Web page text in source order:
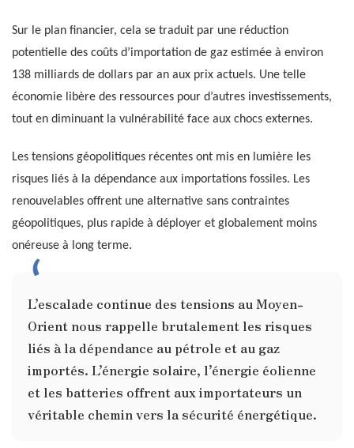
Sur le plan financier, cela se traduit par une réduction
potentielle des coûts d’importation de gaz estimée à environ
138 milliards de dollars par an aux prix actuels. Une telle
économie libère des ressources pour d’autres investissements,
tout en diminuant la vulnérabilité face aux chocs externes.
Les tensions géopolitiques récentes ont mis en lumière les
risques liés à la dépendance aux importations fossiles. Les
renouvelables offrent une alternative sans contraintes
géopolitiques, plus rapide à déployer et globalement moins
onéreuse à long terme.
L’escalade continue des tensions au Moyen-
Orient nous rappelle brutalement les risques
liés à la dépendance au pétrole et au gaz
importés. L’énergie solaire, l’énergie éolienne
et les batteries offrent aux importateurs un
véritable chemin vers la sécurité énergétique.